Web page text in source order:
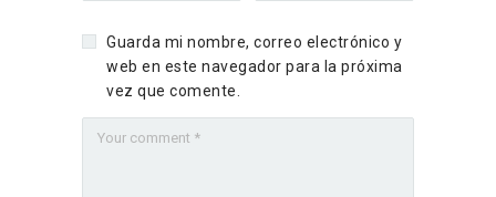
Guarda mi nombre, correo electrónico y
web en este navegador para la próxima
vez que comente.